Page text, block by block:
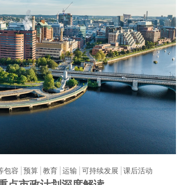
包容 预算 教育 运输 可持续发展 课后活动